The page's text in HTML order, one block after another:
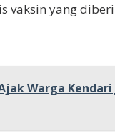
vaksin yang
Warga